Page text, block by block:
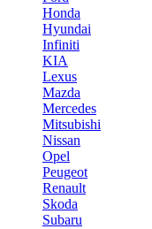
Honda
Hyundai
Infiniti
KIA
Lexus
Mazda
Mercedes
Mitsubishi
Nissan
Opel
Peugeot
Renault
Skoda
Subaru